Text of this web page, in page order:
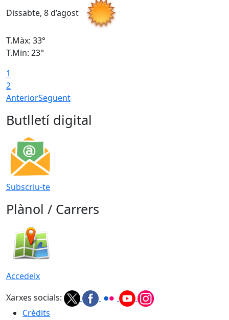
Dissabte, 8 d’agost
T.Màx: 33°
T.Min: 23°
1
2
AnteriorSegüent
Butlletí digital
Subscriu-te
Plànol / Carrers
Accedeix
Xarxes socials:
Crèdits